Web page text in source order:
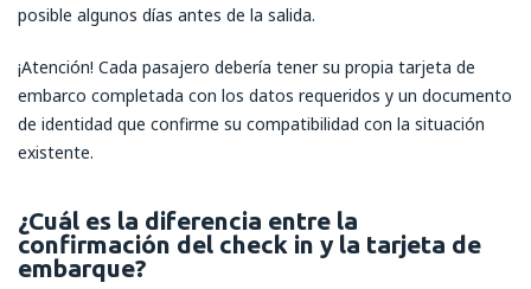
posible algunos días antes de la salida.
¡Atención! Cada pasajero debería tener su propia tarjeta de
embarco completada con los datos requeridos y un documento
de identidad que confirme su compatibilidad con la situación
existente.
¿Cuál es la diferencia entre la
confirmación del check in y la tarjeta de
embarque?